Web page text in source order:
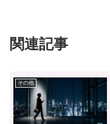
関連記事
その他